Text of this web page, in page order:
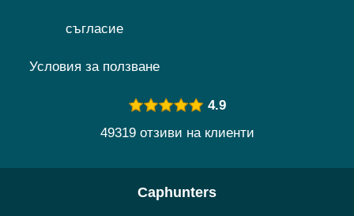
съгласие
Условия за ползване
4.9
49319 отзиви на клиенти
Caphunters